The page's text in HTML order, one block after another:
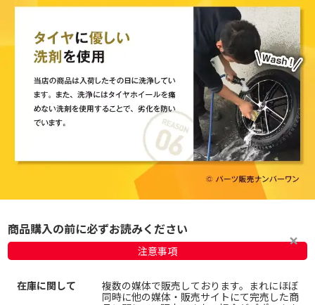
商品購入の前に必ずお読みください
注意事項
在庫に関して
複数の媒体で販売しております。まれにほぼ
同時に他の媒体・販売サイトにて完売した商